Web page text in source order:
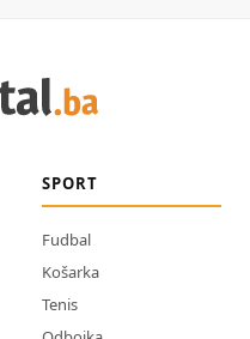
SPORT
Fudbal
Košarka
Tenis